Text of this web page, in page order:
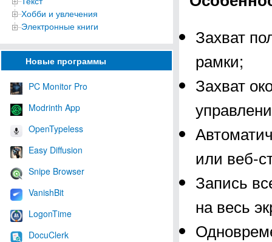
Хобби и увлечения
Электронные книги
Новые программы
PC Monitor Pro
Modrinth App
OpenTypeless
Easy Diffusion
Snipe Browser
VanishBit
LogonTime
DocuClerk
Захват
рамки;
Захват
или веб-
Запись
на весь